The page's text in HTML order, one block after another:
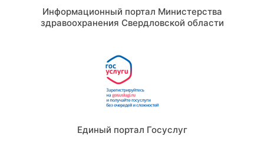
Информационный портал Министерства
здравоохранения Свердловской области
Единый портал Госуслуг